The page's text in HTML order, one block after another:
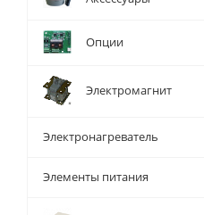
Опции
Электромагнит
Электронагреватель
Элементы питания